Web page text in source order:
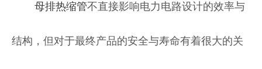
母排热缩管不直接影响电力电路设计的效率与
结构，但对于最终产品的安全与寿命有着很大的关